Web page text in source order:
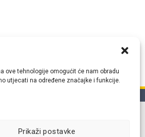
ove tehnologije omogućit će nam obradu
utjecati na određene značajke i funkcije.
Prikaži postavke